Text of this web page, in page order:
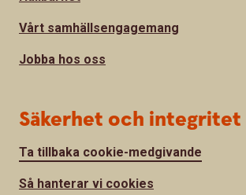
Vårt samhällsengagemang
Jobba hos oss
Säkerhet och integritet
Ta tillbaka cookie-medgivande
Så hanterar vi cookies